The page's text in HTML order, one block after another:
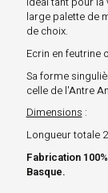
large palette de
de choix.
Ecrin en feutrine
Sa forme
celle de l'Antre
Dimensions :
Longueur totale
Fabrication
Basque.